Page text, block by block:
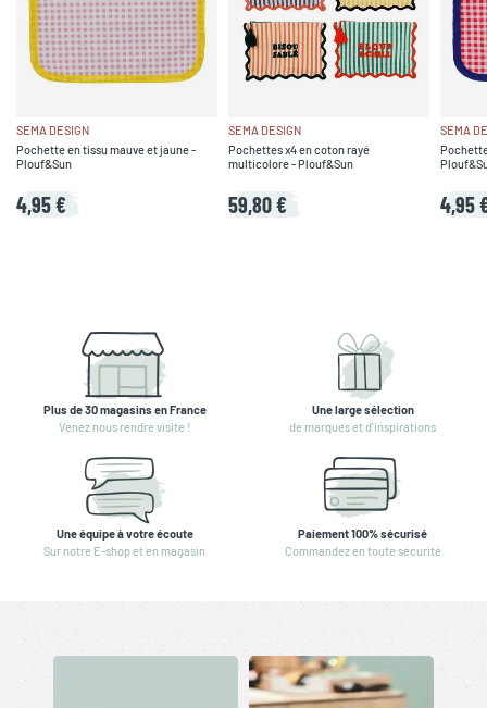
SEMA DESIGN
Pochette en tissu mauve et jaune -
Plouf&Sun
4,95 €
SEMA DESIGN
Pochettes x4 en coton rayé
multicolore - Plouf&Sun
59,80 €
SEMA
4,95
Plus de 30 magasins en France
Venez nous rendre visite !
Une large sélection
de marques et d'inspirations
Une équipe à votre écoute
Sur notre E-shop et en magasin
Paiement 100% sécurisé
Commandez en toute sécurité